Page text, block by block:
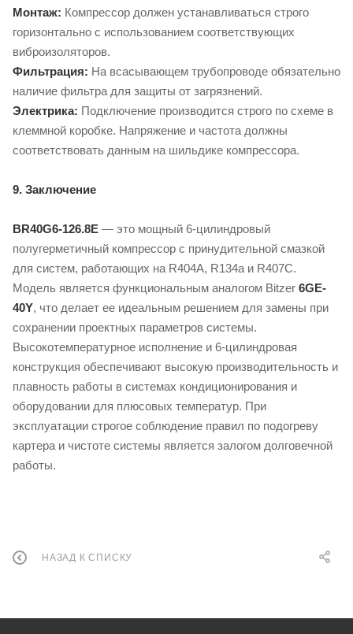
Монтаж: Компрессор должен устанавливаться строго
горизонтально с использованием соответствующих
виброизоляторов.
Фильтрация: На всасывающем трубопроводе обязательно
наличие фильтра для защиты от загрязнений.
Электрика: Подключение производится строго по схеме в
клеммной коробке. Напряжение и частота должны
соответствовать данным на шильдике компрессора.
9. Заключение
BR40G6-126.8E — это мощный 6-цилиндровый
полугерметичный компрессор с принудительной смазкой
для систем, работающих на R404A, R134a и R407C.
Модель является функциональным аналогом Bitzer 6GE-
40Y, что делает ее идеальным решением для замены при
сохранении проектных параметров системы.
Высокотемпературное исполнение и 6-цилиндровая
конструкция обеспечивают высокую производительность и
плавность работы в системах кондиционирования и
оборудовании для плюсовых температур. При
эксплуатации строгое соблюдение правил по подогреву
картера и чистоте системы является залогом долговечной
работы.
НАЗАД К СПИСКУ